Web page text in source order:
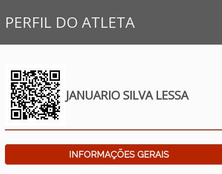
PERFIL DO ATLETA
JANUARIO SILVA LESSA
INFORMAÇÕES GERAIS